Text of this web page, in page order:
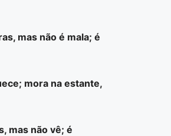
mas não é mala; é
mora na estante,
mas não vê; é